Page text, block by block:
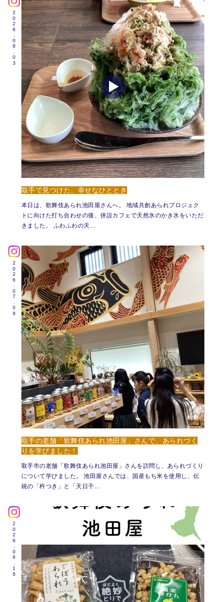
2026.08.03
取手で見つけた、幸せなひととき
本日は、歌舞伎あられ池田屋さんへ。 地域共創あられプロジェク
トに向けた打ち合わせの後、併設カフェで天然氷のかき氷をいただ
きました。 ふわふわの天…
2026.07.09
取手の老舗「歌舞伎あられ池田屋」さんで、あられづく
りを学びました！
取手市の老舗「歌舞伎あられ池田屋」さんを訪問し、あられづくり
について学びました。 池田屋さんでは、国産もち米を使用し、伝
統の「杵つき」と「天日干…
2026.06.16